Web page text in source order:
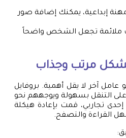
إبداعية، يمكنك إضافة صور
ملائمة تجعل الشخص واضحاً
مرتب وجذاب
عامل آخر لا يقل أهمية. بروفايل
التنقل بسهولة ويوجههم نحو
تجاربي، قمت بإعادة هيكلة
القراءة والتصفح.